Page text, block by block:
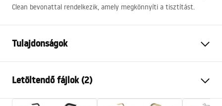
Clean bevonattal rendelkezik, amely megkönnyíti a tisztítást.
Tulajdonságok
Szín
Kabin típusa
Falra szerelt
Letöltendő fájlok (2)